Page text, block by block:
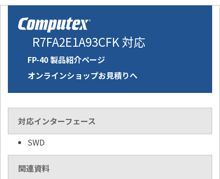
R7FA2E1A93CFK 対応
FP-40 製品紹介ページ
オンラインショップお見積りへ
対応インターフェース
SWD
関連資料